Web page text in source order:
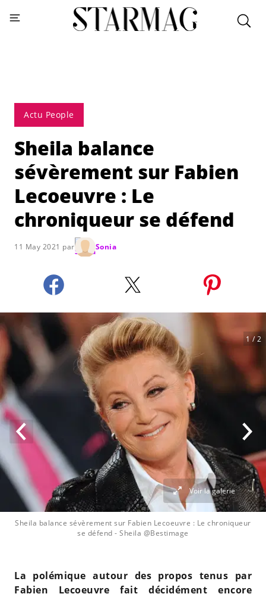
Actu People
Sheila balance
sévèrement sur Fabien
Lecoeuvre : Le
chroniqueur se défend
11 May 2021 par Sonia
Sheila balance sévèrement sur Fabien Lecoeuvre : Le chroniqueur
se défend - Sheila @Bestimage
1 / 2
Voir la galerie
La polémique autour des propos tenus par
Fabien Lecoeuvre fait décidément encore